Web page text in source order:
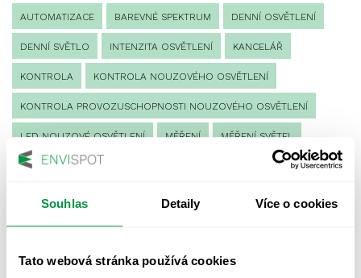
Souhlas Detaily Více o cookies
Tato webová stránka používá cookies
AUTOMATIZACE BAREVNÉ SPEKTRUM DENNÍ OSVĚTLENÍ
DENNÍ SVĚTLO INTENZITA OSVĚTLENÍ KANCELÁŘ
KONTROLA KONTROLA NOUZOVÉHO OSVĚTLENÍ
KONTROLA PROVOZUSCHOPNOSTI NOUZOVÉHO OSVĚTLENÍ
LED NOUZOVÉ OSVĚTLENÍ MĚŘENÍ MĚŘENÍ SVĚTEL
NÁVRH OSVĚTLENÍ NOUZOVÉ OSVĚTLENÍ
OSVĚTLENÍ PŘECHODŮ PRO CHODCE
OSVĚTLENÍ SPORTOVIŠŤ POULIČNÍ OSVĚTLENÍ